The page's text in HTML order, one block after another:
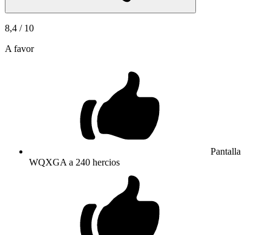
8,4 / 10
A favor
Pantalla
WQXGA a 240 hercios